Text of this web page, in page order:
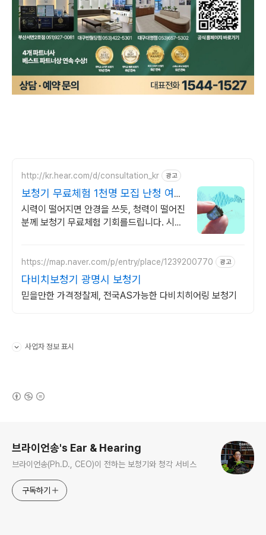
http://kr.hear.com/d/consultation_kr 광고
보청기 무료체험 1천명 모집 난청 여부
알려주는 무료체험
시력이 떨어지면 안경을 쓰듯, 청력이 떨어진
분께 보청기 무료체험 기회를드립니다. 시력
https://map.naver.com/p/entry/place/1239200770 광고
다비치보청기 광명시 보청기
믿을만한 가격정찰제, 전국AS가능한 다비치히어링 보청기
사업자 정보 표시
브라이언송's Ear & Hearing
브라이언송(Ph.D., CEO)이 전하는 보청기와 청각 서비스
구독하기